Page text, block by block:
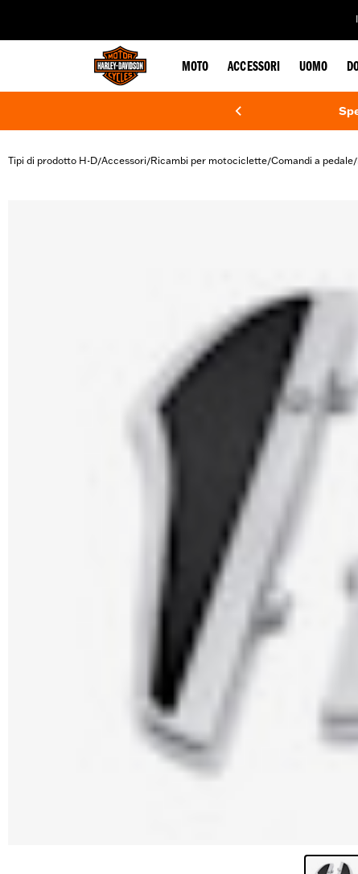
MOTO ACCESSORI UOMO
Tipi di prodotto H-D/Accessori/Ricambi per motociclette/Comandi a pedale/